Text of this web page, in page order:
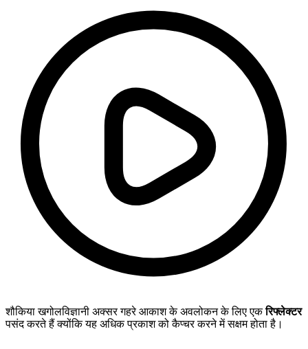
शौकिया खगोलविज्ञानी अक्सर गहरे आकाश के अवलोकन के लिए एकरिफ्लेक्टर
पसंद करते हैं क्योंकि यह अधिक प्रकाश को कैप्चर करने में सक्षम होता है।